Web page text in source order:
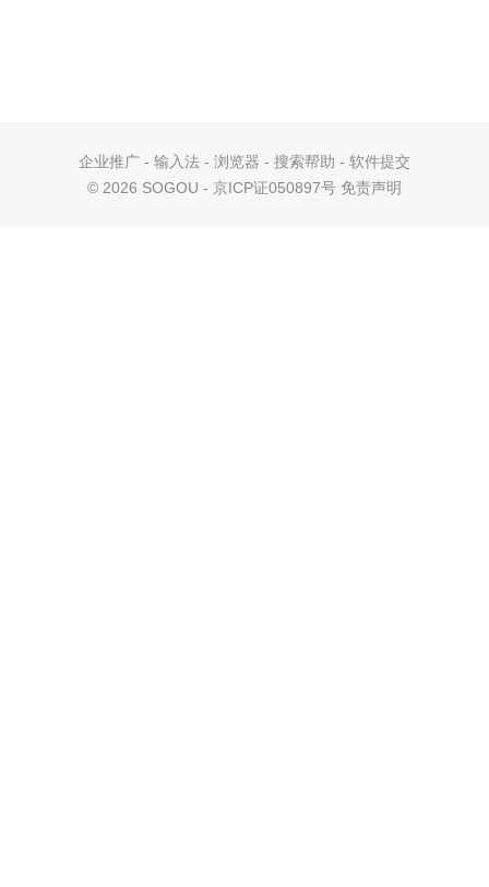
企业推广 - 输入法 - 浏览器 - 搜索帮助 - 软件提交
© 2026 SOGOU - 京ICP证050897号 免责声明